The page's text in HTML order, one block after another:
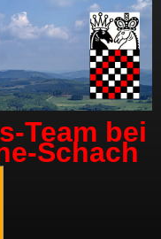
Team bei
Schach